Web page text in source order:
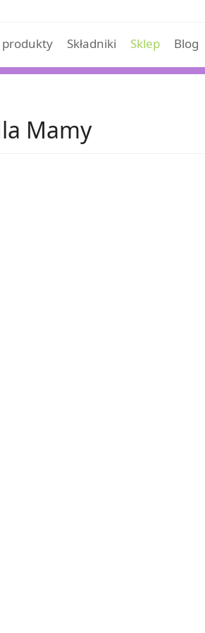
produkty Składniki Sklep Blog
Mamy